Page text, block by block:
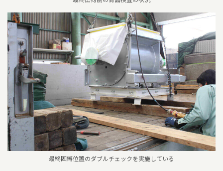
最終固縛位置のダブルチェックを実施している